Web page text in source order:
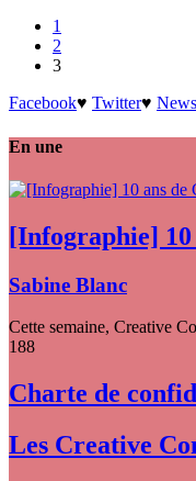
1
2
3
Facebook♥ Twitter♥
En une
[Infographie] 10
Sabine Blanc
Cette semaine, Creative
188
Charte de
Les Creative